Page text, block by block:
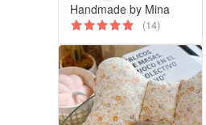
Handmade by Mina
(14)